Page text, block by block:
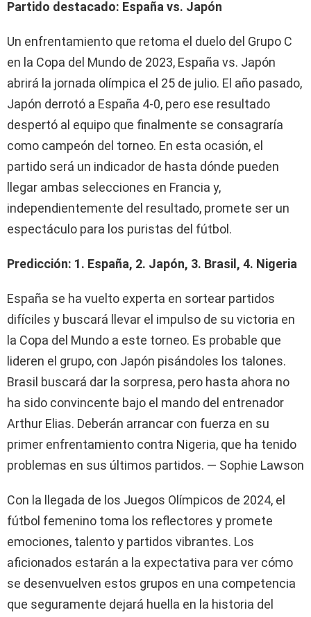
Partido destacado: España vs. Japón
Un enfrentamiento que retoma el duelo del Grupo C
en la Copa del Mundo de 2023, España vs. Japón
abrirá la jornada olímpica el 25 de julio. El año pasado,
Japón derrotó a España 4-0, pero ese resultado
despertó al equipo que finalmente se consagraría
como campeón del torneo. En esta ocasión, el
partido será un indicador de hasta dónde pueden
llegar ambas selecciones en Francia y,
independientemente del resultado, promete ser un
espectáculo para los puristas del fútbol.
Predicción: 1. España, 2. Japón, 3. Brasil, 4. Nigeria
España se ha vuelto experta en sortear partidos
difíciles y buscará llevar el impulso de su victoria en
la Copa del Mundo a este torneo. Es probable que
lideren el grupo, con Japón pisándoles los talones.
Brasil buscará dar la sorpresa, pero hasta ahora no
ha sido convincente bajo el mando del entrenador
Arthur Elias. Deberán arrancar con fuerza en su
primer enfrentamiento contra Nigeria, que ha tenido
problemas en sus últimos partidos. — Sophie Lawson
Con la llegada de los Juegos Olímpicos de 2024, el
fútbol femenino toma los reflectores y promete
emociones, talento y partidos vibrantes. Los
aficionados estarán a la expectativa para ver cómo
se desenvuelven estos grupos en una competencia
que seguramente dejará huella en la historia del